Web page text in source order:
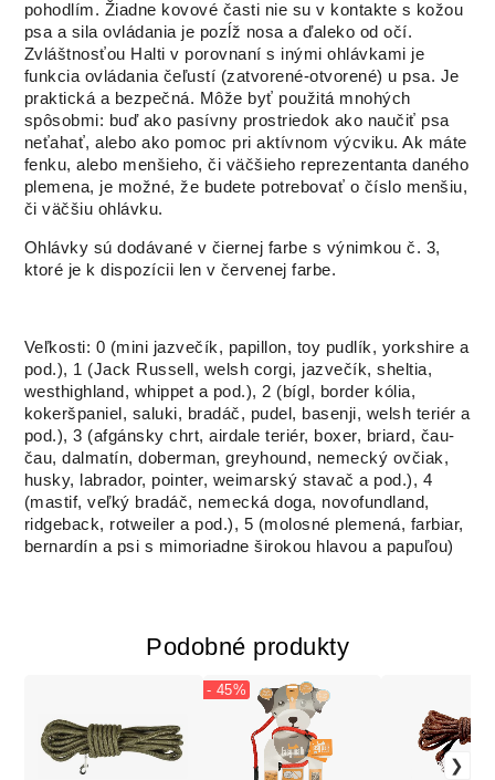
pohodlím. Žiadne kovové časti nie su v kontakte s kožou
psa a sila ovládania je pozĺž nosa a ďaleko od očí.
Zvláštnosťou Halti v porovnaní s inými ohlávkami je
funkcia ovládania čeľustí (zatvorené-otvorené) u psa. Je
praktická a bezpečná. Môže byť použitá mnohých
spôsobmi: buď ako pasívny prostriedok ako naučiť psa
neťahať, alebo ako pomoc pri aktívnom výcviku. Ak máte
fenku, alebo menšieho, či väčšieho reprezentanta daného
plemena, je možné, že budete potrebovať o číslo menšiu,
či väčšiu ohlávku.
Ohlávky sú dodávané v čiernej farbe s výnimkou č. 3,
ktoré je k dispozícii len v červenej farbe.
Veľkosti: 0 (mini jazvečík, papillon, toy pudlík, yorkshire a
pod.), 1 (Jack Russell, welsh corgi, jazvečík, sheltia,
westhighland, whippet a pod.), 2 (bígl, border kólia,
kokeršpaniel, saluki, bradáč, pudel, basenji, welsh teriér a
pod.), 3 (afgánsky chrt, airdale teriér, boxer, briard, čau-
čau, dalmatín, doberman, greyhound, nemecký ovčiak,
husky, labrador, pointer, weimarský stavač a pod.), 4
(mastif, veľký bradáč, nemecká doga, novofundland,
ridgeback, rotweiler a pod.), 5 (molosné plemená, farbiar,
bernardín a psi s mimoriadne širokou hlavou a papuľou)
Podobné produkty
- 45%